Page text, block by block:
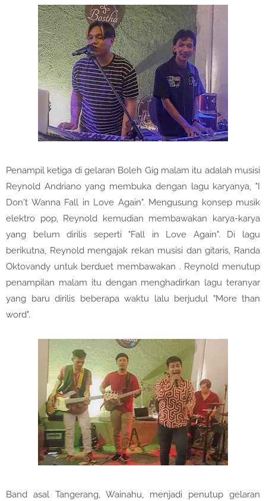
Penampil ketiga di gelaran Boleh Gig malam itu adalah musisi
Reynold Andriano yang membuka dengan lagu karyanya, "I
Don't Wanna Fall in Love Again". Mengusung konsep musik
elektro pop, Reynold kemudian membawakan karya-karya
yang belum dirilis seperti "Fall in Love Again". Di lagu
berikutna, Reynold mengajak rekan musisi dan gitaris, Randa
Oktovandy untuk berduet membawakan . Reynold menutup
penampilan malam itu dengan menghadirkan lagu teranyar
yang baru dirilis beberapa waktu lalu berjudul "More than
word".
Band asal Tangerang, Wainahu, menjadi penutup gelaran